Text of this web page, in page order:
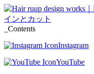
_Contents
Instagram
YouTube